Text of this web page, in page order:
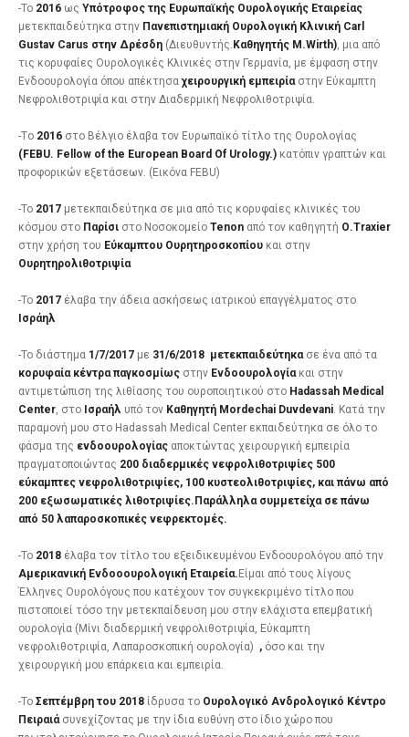
-Το 2016 ως Υπότροφος της Ευρωπαϊκής Ουρολογικής Εταιρείας
μετεκπαιδεύτηκα στην Πανεπιστημιακή Ουρολογική Κλινική Carl
Gustav Carus στην Δρέσδη (Διευθυντής. Καθηγητής Μ.Wirth) , μια από
τις κορυφαίες Ουρολογικές Κλινικές στην Γερμανία, με έμφαση στην
Ενδοουρολογία όπου απέκτησαχειρουργική εμπειρία στην Εύκαμπτη
Νεφρολιθοτριψία και στην Διαδερμική Νεφρολιθοτριψία.
-Tο 2016 στο Βέλγιο έλαβα τον Ευρωπαϊκό τίτλο της Ουρολογίας
(FEBU. Fellow of the European Board Of Urology.) κατόπιν γραπτών και
προφορικών εξετάσεων. (Εικόνα FEBU)
-Το 2017 μετεκπαιδεύτηκα σε μια από τις κορυφαίες κλινικές του
κόσμου στο Παρίσι στο Νοσοκομείο Tenon από τον καθηγητή Ο.Traxier
στην χρήση του Εύκαμπτου Ουρητηροσκοπίου και στην
Ουρητηρολιθοτριψία
-To 2017 έλαβα την άδεια ασκήσεως ιατρικού επαγγέλματος στο
Ισράηλ
-To διάστημα 1/7/2017 με 31/6/2018 μετεκπαιδεύτηκασε ένα από τα
κορυφαία κέντρα παγκοσμίως στην Ενδοουρολογίακαι στην
αντιμετώπιση της λιθίασης του ουροποιητικού στο Hadassah Medical
Center , στο Ισραήλ υπό τον Καθηγητή Μordechai Duvdevani . Κατά την
παραμονή μου στο Hadassah Μedical Center εκπαιδεύτηκα σε όλο το
φάσμα της ενδοουρολογίας αποκτώντας χειρουργική εμπειρία
πραγματοποιώντας 200 διαδερμικές νεφρολιθοτριψίες 500
εύκαμπτες νεφρολιθοτριψίες, 100 κυστεολιθοτριψίες, και πάνω από
200 εξωσωματικές λιθοτριψίες.Παράλληλα συμμετείχα σε πάνω
από 50 λαπαροσκοπικές νεφρεκτομές.
-To 2018 έλαβα τον τίτλο του εξειδικευμένου Ενδοουρολόγου από την
Αμερικανική Ενδοοουρολογική Εταιρεία.Είμαι από τους λίγους
Έλληνες Ουρολόγους που κατέχουν τον συγκεκριμένο τίτλο που
πιστοποιεί τόσο την μετεκπαίδευση μου στην ελάχιστα επεμβατική
ουρολογία (Μίνι διαδερμική νεφρολιθοτριψία, Εύκαμπτη
νεφρολιθοτριψία, Λαπαροσκοπική ουρολογία) , όσο και την
χειρουργική μου επάρκεια και εμπειρία.
-To Σεπτέμβρη του 2018 ίδρυσα το Ουρολογικό Ανδρολογικό Κέντρο
Πειραιάσυνεχίζοντας με την ίδια ευθύνη στο ίδιο χώρο που